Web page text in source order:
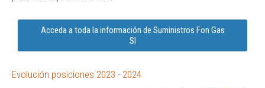
Acceda a toda la información de Suministros Fon Gas
Sl
Evolución posiciones 2023 - 2024